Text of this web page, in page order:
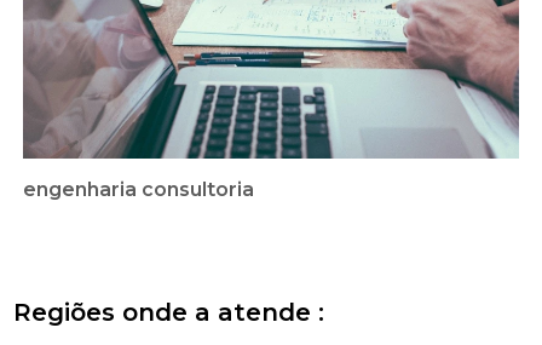
engenharia consultoria
Regiões onde a atende :